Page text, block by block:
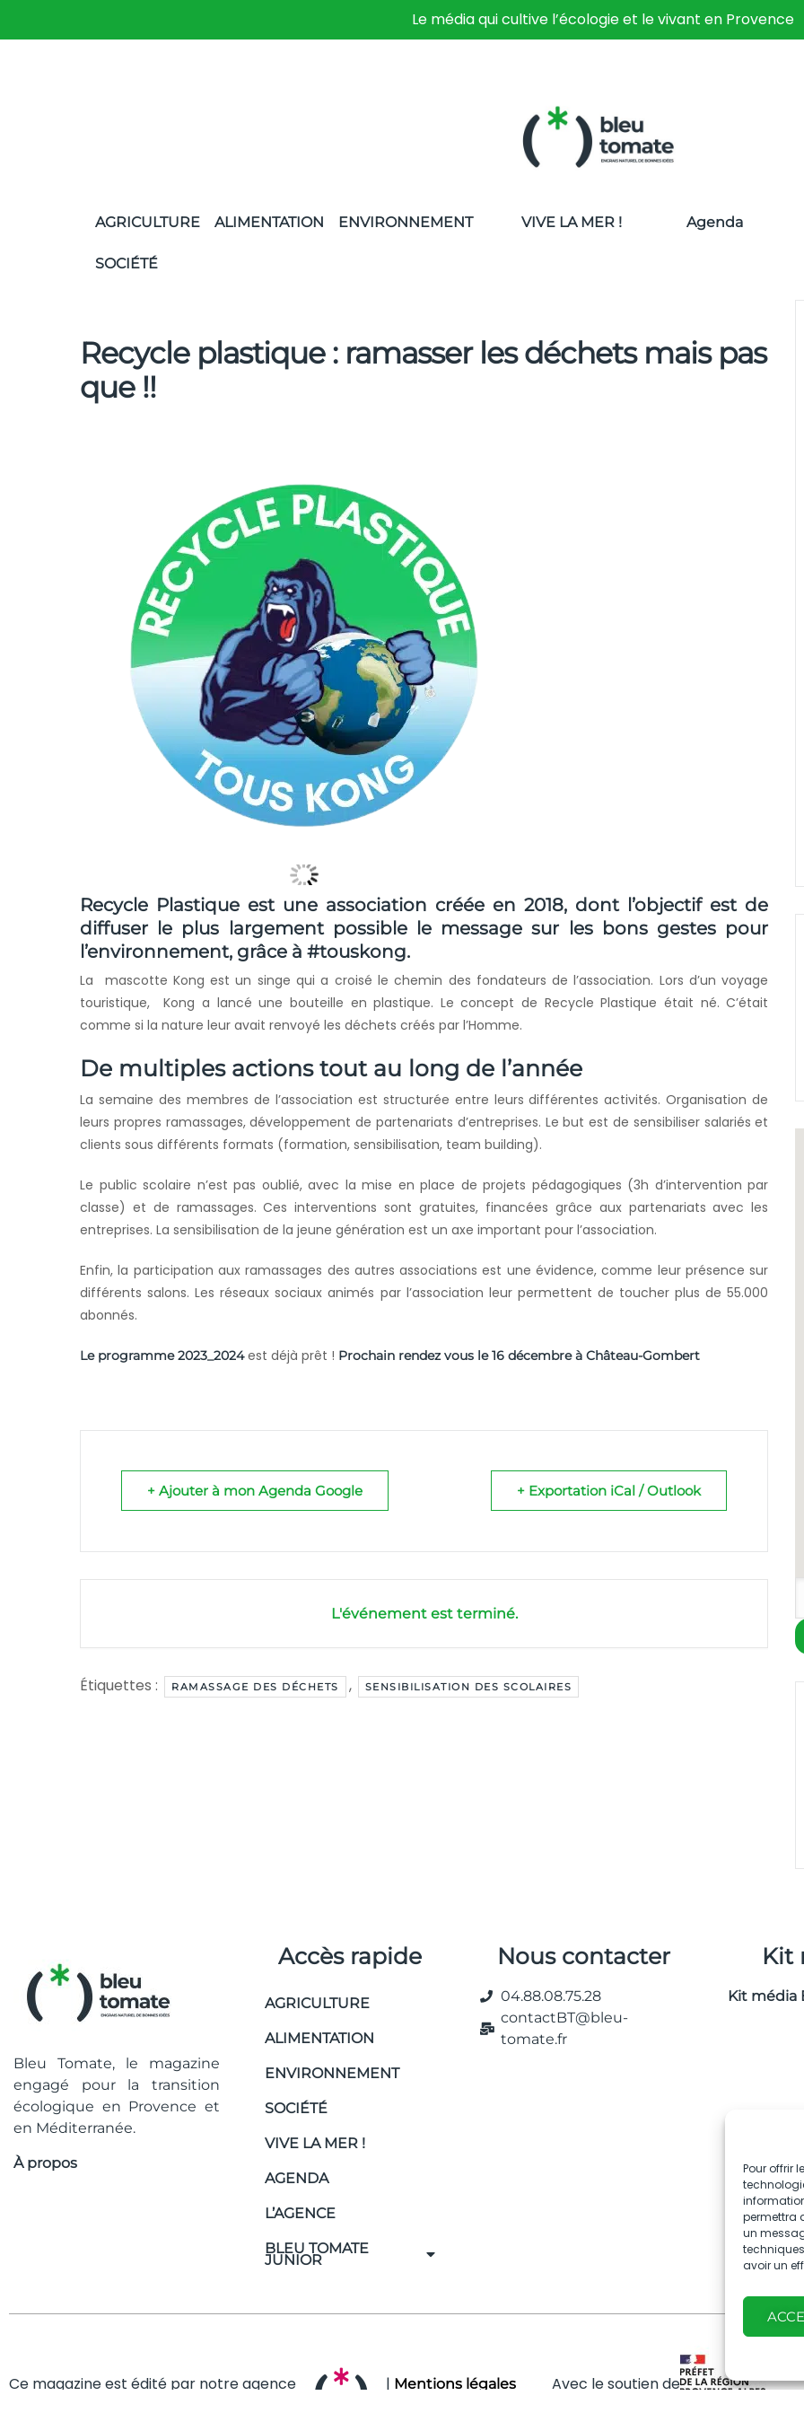
Pour offrir
permettra
un
avoir un
Le média qui cultive l’écologie et le vivant en Provence
AGRICULTURE ALIMENTATION ENVIRONNEMENT
SOCIÉTÉ
VIVE LA MER ! Agenda
Recycle plastique : ramasser les déchets mais pas
que !!
Recycle Plastique est une association créée en 2018, dont l’objectif est de
diffuser le plus largement possible le message sur les bons gestes pour
l’environnement, grâce à #touskong.
La mascotte Kong est un singe qui a croisé le chemin des fondateurs de l’association. Lors d’un voyage
touristique, Kong a lancé une bouteille en plastique. Le concept de Recycle Plastique était né. C’était
comme si la nature leur avait renvoyé les déchets créés par l’Homme.
De multiples actions tout au long de l’année
La semaine des membres de l’association est structurée entre leurs différentes activités. Organisation de
leurs propres ramassages, développement de partenariats d’entreprises. Le but est de sensibiliser salariés et
clients sous différents formats (formation, sensibilisation, team building).
Le public scolaire n’est pas oublié, avec la mise en place de projets pédagogiques (3h d’intervention par
classe) et de ramassages. Ces interventions sont gratuites, financées grâce aux partenariats avec les
entreprises. La sensibilisation de la jeune génération est un axe important pour l’association.
Enfin, la participation aux ramassages des autres associations est une évidence, comme leur présence sur
différents salons. Les réseaux sociaux animés par l’association leur permettent de toucher plus de 55.000
abonnés.
Le programme 2023_2024est déjà prêt ! Prochain rendez vous le 16 décembre à Château-Gombert
+ Ajouter à mon Agenda Google + Exportation iCal / Outlook
L'événement est terminé.
Étiquettes : RAMASSAGE DES DÉCHETS , SENSIBILISATION DES SCOLAIRES
Bleu Tomate, le magazine
engagé pour la transition
écologique en Provence et
en Méditerranée.
À propos
Accès rapide
AGRICULTURE
ALIMENTATION
ENVIRONNEMENT
SOCIÉTÉ
VIVE LA MER !
AGENDA
L’AGENCE
BLEU TOMATE
JUNIOR
Nous contacter
04.88.08.75.28
contactBT@bleu-
tomate.fr
Kit
Kit média
Ce magazine est édité par notre agence | Mentions légales Avec le soutien de